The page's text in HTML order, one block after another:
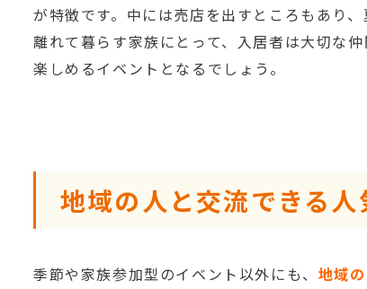
が特徴です。中には売店を出すところもあり
離れて暮らす家族にとって、入居者は大切な
楽しめるイベントとなるでしょう。
地域の人と交流できる人
季節や家族参加型のイベント以外にも、 地域